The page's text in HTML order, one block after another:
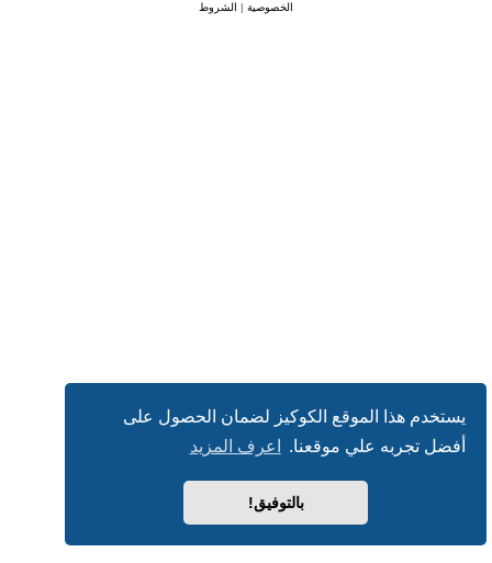
يستخدم هذا الموقع الكوكيز لضمان الحصول على
أفضل تجربه علي موقعنا.
اعرف المزيد
بالتوفيق!
الخصوصية | الشروط